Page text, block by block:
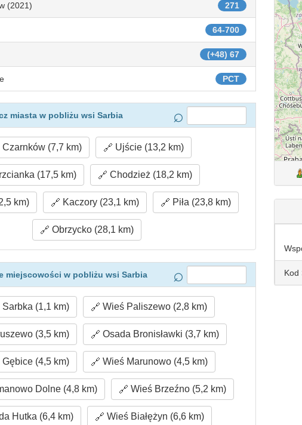
271
(2021)
64-700
(+48) 67
PCT
miasta w pobliżu wsi Sarbia
Czarnków (7,7 km) Ujście (13,2 km)
(17,5 km) Chodzież (18,2 km)
km) Kaczory (23,1 km) Piła (23,8 km)
Obrzycko (28,1 km)
miejscowości w pobliżu wsi Sarbia
Sarbka (1,1 km) Wieś Paliszewo (2,8 km)
(3,5 km) Osada Bronisławki (3,7 km)
Gębice (4,5 km) Wieś Marunowo (4,5 km)
Dolne (4,8 km) Wieś Brzeźno (5,2 km)
Hutka (6,4 km) Wieś Białężyn (6,6 km)
Kod